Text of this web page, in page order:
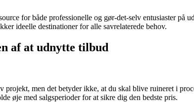
for både professionelle og gør-det-selv entusiaster
ideelle destinationer for alle savrelaterede behov.
af at udnytte tilbud
men det betyder ikke, at du skal blive ruineret i
øje med salgsperioder for at sikre dig den bedste pris.